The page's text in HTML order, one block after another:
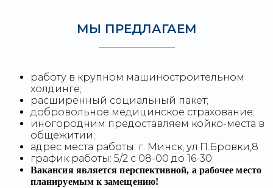
МЫ ПРЕДЛАГАЕМ
работу в крупном машиностроительном
холдинге;
расширенный социальный пакет;
добровольное медицинское страхование;
иногородним предоставляем койко-места в
общежитии;
адрес места работы: г. Минск, ул.П.Бровки,8
график работы: 5/2 с 08-00 до 16-30.
Вакансия является перспективной, а рабочее место
планируемым к замещению!